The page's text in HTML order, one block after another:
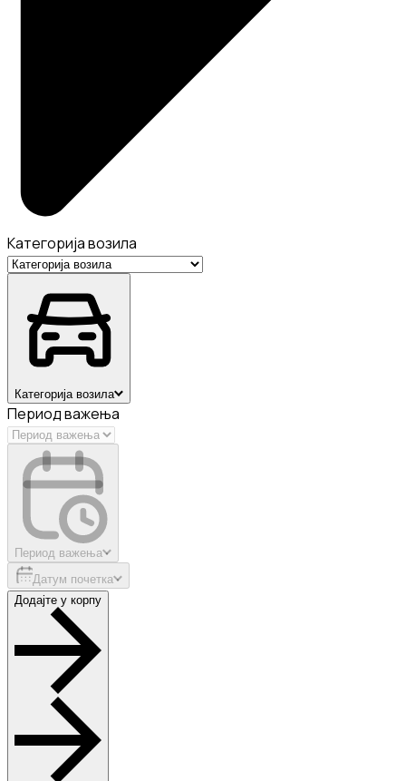
Категорија возила
Категорија возила
Период важења
Период важења
Датум почетка
Додајте у корпу